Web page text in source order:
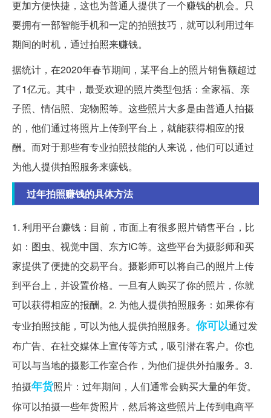
更加方便快捷，这也为普通人提供了一个赚钱的机会。只
要拥有一部智能手机和一定的拍照技巧，就可以利用过年
期间的时机，通过拍照来赚钱。
据统计，在2020年春节期间，某平台上的照片销售额超过
了1亿元。其中，最受欢迎的照片类型包括：全家福、亲
子照、情侣照、宠物照等。这些照片大多是由普通人拍摄
的，他们通过将照片上传到平台上，就能获得相应的报
酬。而对于那些有专业拍照技能的人来说，他们可以通过
为他人提供拍照服务来赚钱。
过年拍照赚钱的具体方法
1. 利用平台赚钱：目前，市面上有很多照片销售平台，比
如：图虫、视觉中国、东方IC等。这些平台为摄影师和买
家提供了便捷的交易平台。摄影师可以将自己的照片上传
到平台上，并设置价格。一旦有人购买了你的照片，你就
可以获得相应的报酬。2. 为他人提供拍照服务：如果你有
专业拍照技能，可以为他人提供拍照服务。你可以通过发
布广告、在社交媒体上宣传等方式，吸引潜在客户。你也
可以与当地的摄影工作室合作，为他们提供外拍服务。3.
拍摄年货照片：过年期间，人们通常会购买大量的年货。
你可以拍摄一些年货照片，然后将这些照片上传到电商平